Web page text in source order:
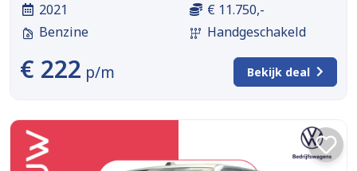
2021
Benzine
€ 11.750,-
Handgeschakeld
€ 222 p/m Bekijk deal